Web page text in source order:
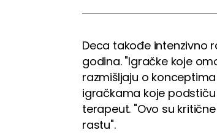
Deca takođe intenzivno
godina. "Igračke koje
razmišljaju o
igračkama koje podstiču
terapeut. "Ovo su
rastu".